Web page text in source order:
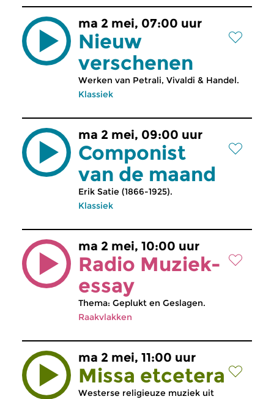
ma 2 mei, 07:00 uur
Nieuw
verschenen
Werken van Petrali, Vivaldi & Handel.
Klassiek
ma 2 mei, 09:00 uur
Componist
van de maand
Erik Satie (1866-1925).
Klassiek
ma 2 mei, 10:00 uur
Radio Muziek-
essay
Thema: Geplukt en Geslagen.
Raakvlakken
ma 2 mei, 11:00 uur
Missa etcetera
Westerse religieuze muziek uit